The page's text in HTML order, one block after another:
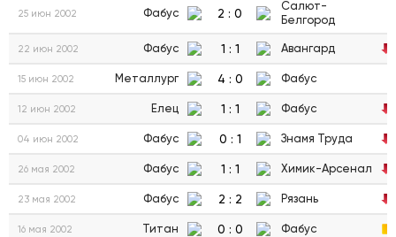
25 июн 2002 Фабус 2 : 0
Салют-
Белгород
22 июн 2002 Фабус 1 : 1 Авангард
15 июн 2002 Металлург 4 : 0 Фабус
12 июн 2002 Елец 1 : 1 Фабус
04 июн 2002 Фабус 0 : 1 Знамя Труда
26 мая 2002 Фабус 1 : 1 Химик-Арсенал
23 мая 2002 Фабус 2 : 2 Рязань
16 мая 2002 Титан 0 : 0 Фабус